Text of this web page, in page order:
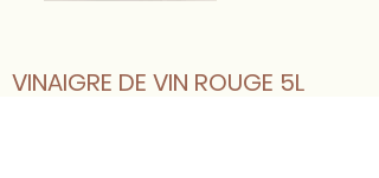
VINAIGRE DE VIN ROUGE 5L